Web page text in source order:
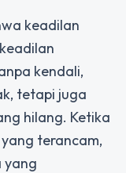
keadilan
kendali,
tetapi juga
hilang. Ketika
terancam,
yang